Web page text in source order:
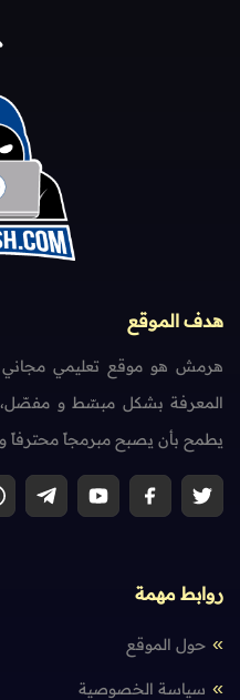
هدف الموقع
هرمش هو موقع تعليمي مجاني
المعرفة بشكل مبسّط و
يطمح بأن يصبح مبرمجاً محترفاً و
روابط مهمة
حول الموقع
سياسة الخصوصية